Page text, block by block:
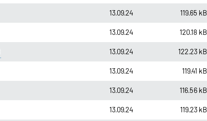
13.09.24
119.65 kB
13.09.24
120.18 kB
13.09.24
122.23 kB
13.09.24
119.41 kB
13.09.24
116.56 kB
13.09.24
119.23 kB